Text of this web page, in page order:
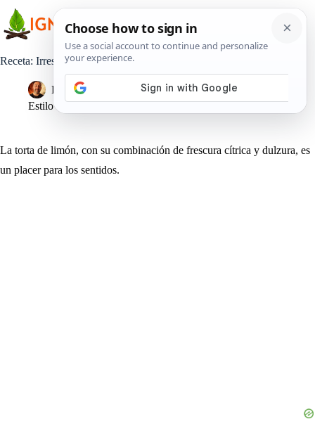
contenido
Receta: Irresistible Torta de Limón que se Derrite en la Boca
Pedro Lisperguer
26 noviembre, 2023
Estilo de Vida
La torta de limón, con su combinación de frescura cítrica y dulzura, es
un placer para los sentidos.